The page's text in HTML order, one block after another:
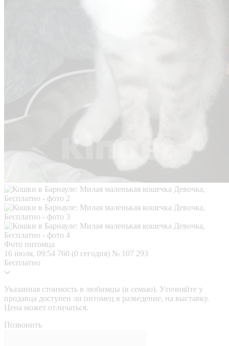
Фото питомца
16 июля, 09:54 760 (0 сегодня) № 107 293
Бесплатно
Указанная стоимость в любимцы (в семью). Уточняйте у
продавца доступен ли питомец в разведение, на выставку.
Цена может отличаться.
Позвонить